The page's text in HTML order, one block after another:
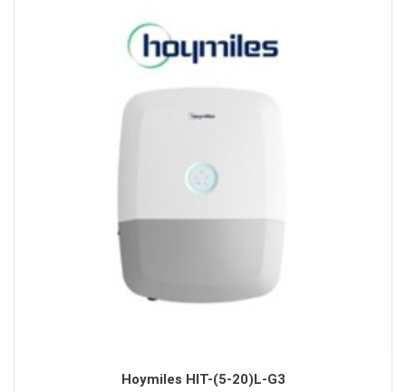
Hoymiles HIT-(5-20)L-G3